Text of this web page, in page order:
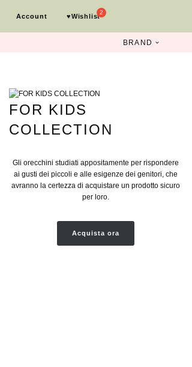
Vai
Account ♥︎Wishlist
BRAND
FOR KIDS
COLLECTION
Gli orecchini studiati appositamente per rispondere
ai gusti dei piccoli e alle esigenze dei genitori, che
avranno la certezza di acquistare un prodotto sicuro
per loro.
Acquista ora